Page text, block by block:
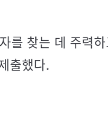
를 찾는 데 주력
출했다.